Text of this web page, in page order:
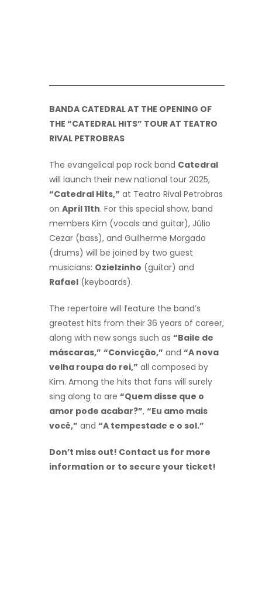
BANDA CATEDRAL AT THE OPENING OF
THE “CATEDRAL HITS” TOUR AT TEATRO
RIVAL PETROBRAS
The evangelical pop rock band Catedral
will launch their new national tour 2025,
“Catedral Hits,” at Teatro Rival Petrobras
on April 11th. For this special show, band
members Kim (vocals and guitar), Júlio
Cezar (bass), and Guilherme Morgado
(drums) will be joined by two guest
musicians: Ozielzinho (guitar) and
Rafael (keyboards).
The repertoire will feature the band’s
greatest hits from their 36 years of career,
along with new songs such as “Baile de
máscaras,” “Convicção,” and “A nova
velha roupa do rei,” all composed by
Kim. Among the hits that fans will surely
sing along to are “Quem disse que o
amor pode acabar?”, “Eu amo mais
você,” and “A tempestade e o sol.”
Don’t miss out! Contact us for more
information or to secure your ticket!